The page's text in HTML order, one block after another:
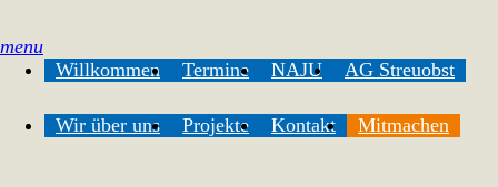
menu
Willkommen
Termine NAJU AG Streuobst
Wir über uns Projekte Kontakt Mitmachen